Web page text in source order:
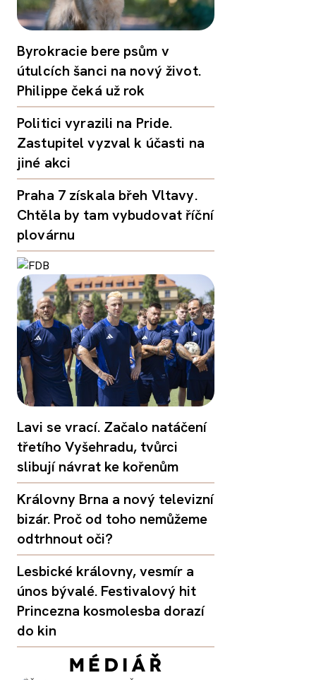
Byrokracie bere psům v
útulcích šanci na nový život.
Philippe čeká už rok
Politici vyrazili na Pride.
Zastupitel vyzval k účasti na
jiné akci
Praha 7 získala břeh Vltavy.
Chtěla by tam vybudovat říční
plovárnu
Lavi se vrací. Začalo natáčení
třetího Vyšehradu, tvůrci
slibují návrat ke kořenům
Královny Brna a nový televizní
bizár. Proč od toho nemůžeme
odtrhnout oči?
Lesbické královny, vesmír a
únos bývalé. Festivalový hit
Princezna kosmolesba dorazí
do kin